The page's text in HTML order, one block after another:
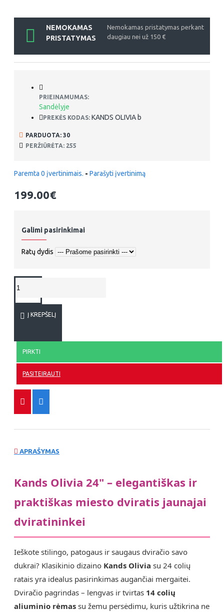
NEMOKAMAS
PRISTATYMAS
Nemokamas pristatymas perkant
daugiau nei už 150 €
PRIEINAMUMAS:
Sandėlyje
PREKĖS KODAS: KANDS OLIVIA b
PARDUOTA: 30
PERŽIŪRĖTA: 255
Paremta 0 įvertinimais. - Parašyti įvertinimą
199.00€
Galimi pasirinkimai
Ratų dydis
Į KREPŠELĮ
PIRKTI
PASITEIRAUTI
APRAŠYMAS
Kands Olivia 24" – elegantiškas ir
praktiškas miesto dviratis jaunajai
dviratininkei
Ieškote stilingo, patogaus ir saugaus dviračio savo
dukrai? Klasikinio dizaino Kands Olivia su 24 colių
ratais yra idealus pasirinkimas augančiai mergaitei.
Dviračio pagrindas – lengvas ir tvirtas 14 colių
aliuminio rėmas su žemu persėdimu, kuris užtikrina ne